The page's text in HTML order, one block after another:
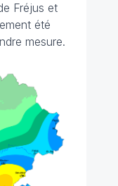
Fréjus et
été
mesure.